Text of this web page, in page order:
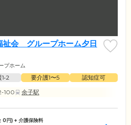
会 グループホーム夕日
プホーム
要介護1〜5
認知症可
100
余子駅
0円) + 介護保険料